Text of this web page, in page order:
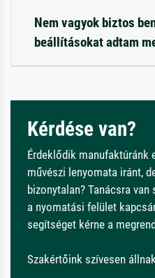
Nem vagyok biztos
beállításokat adtam
Kérdése van?
Érdeklődik manufaktúránk
művészi lenyomata iránt,
bizonytalan? Tanácsra van
a nyomatási felület
segítséget kérne a
Szakértőink szívesen